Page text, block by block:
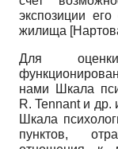
экспозиции его
жилища [
Для оценки
нами Шкала
R. Tennant и др.
Шкала
пунктов,